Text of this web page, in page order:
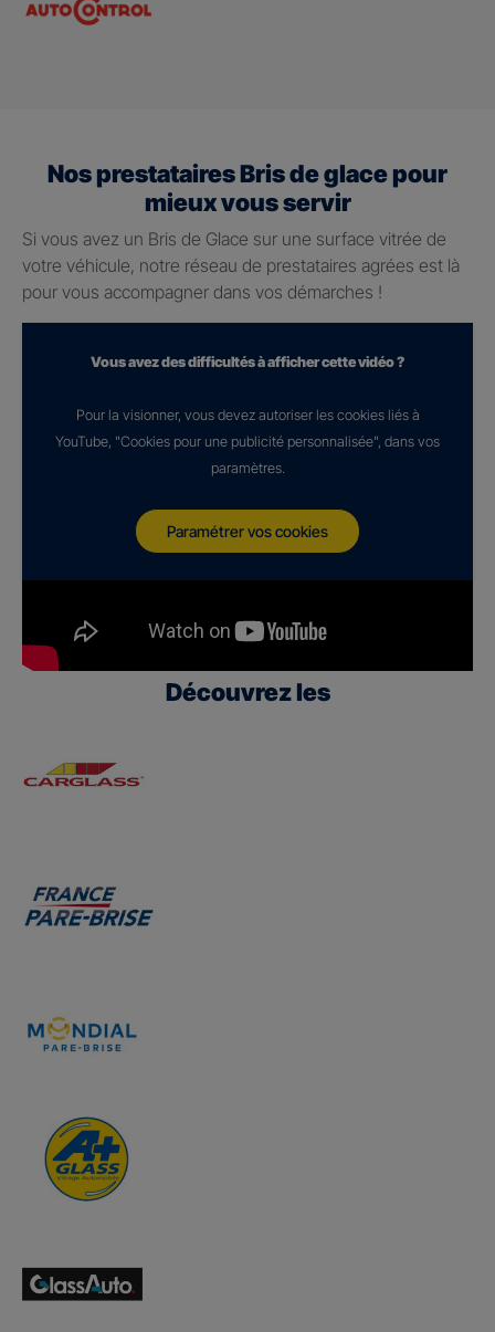
Nos prestataires Bris de glace pour
mieux vous servir
Si vous avez un Bris de Glace sur une surface vitrée de
votre véhicule, notre réseau de prestataires agrées est là
pour vous accompagner dans vos démarches !
Vous avez des difficultés à afficher cette vidéo ?
Pour la visionner, vous devez autoriser les cookies liés à
YouTube, "Cookies pour une publicité personnalisée", dans vos
paramètres.
Paramétrer vos cookies
Découvrez les